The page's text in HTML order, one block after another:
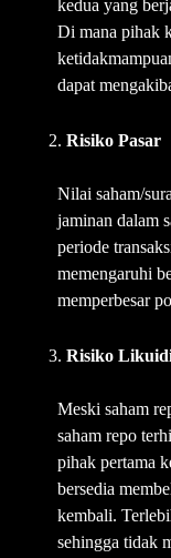
kedua yang
Di mana pihak
dapat
Risiko Pasar
Nilai saham/
jaminan dalam
periode
memengaruhi
memperbesar
Risiko
Meski saham
saham repo
pihak pertama
bersedia
kembali.
sehingga tidak